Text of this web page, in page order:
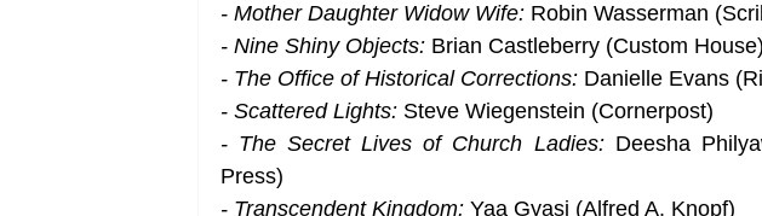
- Mother Daughter Widow Wife: Robin Wasserman
- Nine Shiny Objects: Brian Castleberry (Custom House)
- The Office of Historical Corrections: Danielle Evans
- Scattered Lights: Steve Wiegenstein (Cornerpost)
- The Secret Lives of Church Ladies: Deesha
Press)
- Transcendent Kingdom: Yaa Gyasi (Alfred A. Knopf)